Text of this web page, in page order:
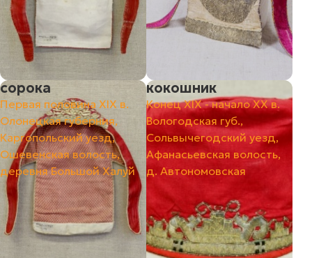
сорока
Первая половина ХIХ в.
Олонецкая губерния,
Каргопольский уезд,
Ошевенская волость,
деревня Большой Халуй
кокошник
Конец ХIХ - начало ХХ в.
Вологодская губ.,
Сольвычегодский уезд,
Афанасьевская волость,
д. Автономовская